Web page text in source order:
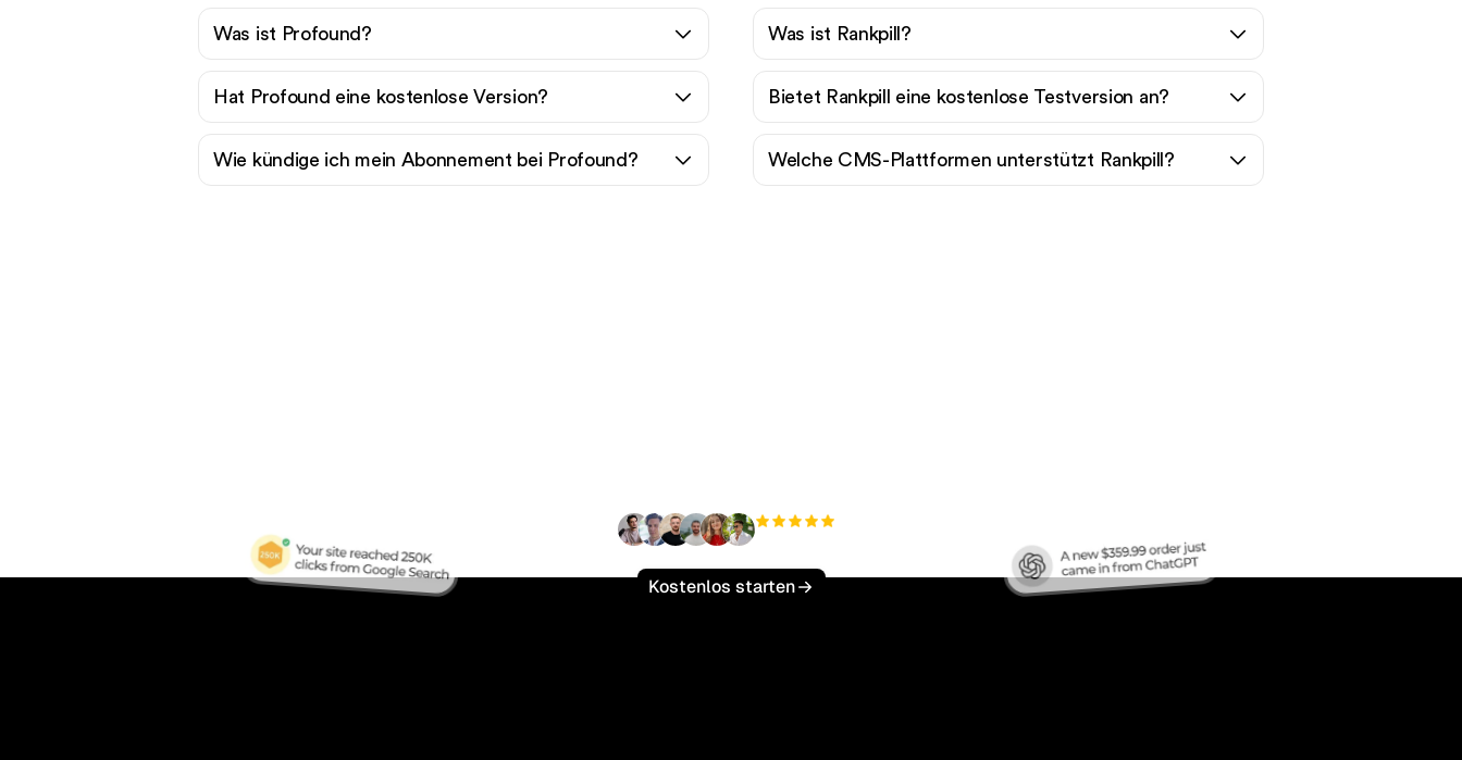
Was ist Profound?
Hat Profound eine kostenlose Version?
Wie kündige ich mein Abonnement bei Profound?
Was ist Rankpill?
Bietet Rankpill eine kostenlose Testversion an?
Welche CMS-Plattformen unterstützt Rankpill?
Kostenlos starten